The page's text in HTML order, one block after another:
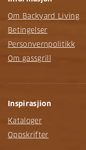
Om Backyard Living
Betingelser
Personvernpolitikk
Om gassgrill
Inspirasjion
Kataloger
Oppskrifter